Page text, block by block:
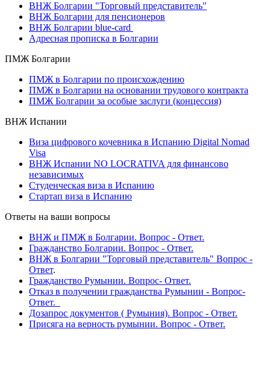
ВНЖ Болгарии "Торговый представитель"
ВНЖ Болгарии для пенсионеров
ВНЖ Болгарии blue-card
Адресная прописка в Болгарии
ПМЖ Болгарии
ПМЖ в Болгарии по происхождению
ПМЖ в Болгарии на основании трудового контракта
ПМЖ Болгарии за особые заслуги (концессия)
ВНЖ Испании
Виза цифрового кочевника в Испанию Digital Nomad
Visa
ВНЖ Испании NO LOCRATIVA для финансово
независимых
Студенческая виза в Испанию
Стартап виза в Испанию
Ответы на ваши вопросы
ВНЖ и ПМЖ в Болгарии. Вопрос - Ответ.
Гражданство Болгарии. Вопрос - Ответ.
ВНЖ в Болгарии "Торговый представитель" Вопрос -
Ответ.
Гражданство Румынии. Вопрос- Ответ.
Отказ в получении гражданства Румынии - Вопрос-
Ответ.
Дозапрос документов ( Румыния). Вопрос - Ответ.
Присяга на верность румынии. Вопрос - Ответ.